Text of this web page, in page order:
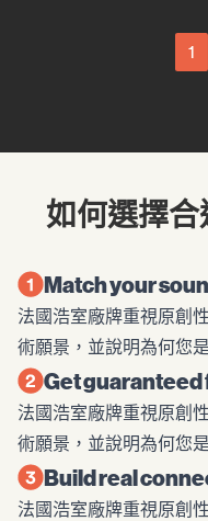
1
如何選擇
Match your
法國浩室廠牌重視原創
術願景，並說明為何您
Get
法國浩室廠牌重視原創
術願景，並說明為何您
Build real
法國浩室廠牌重視原創